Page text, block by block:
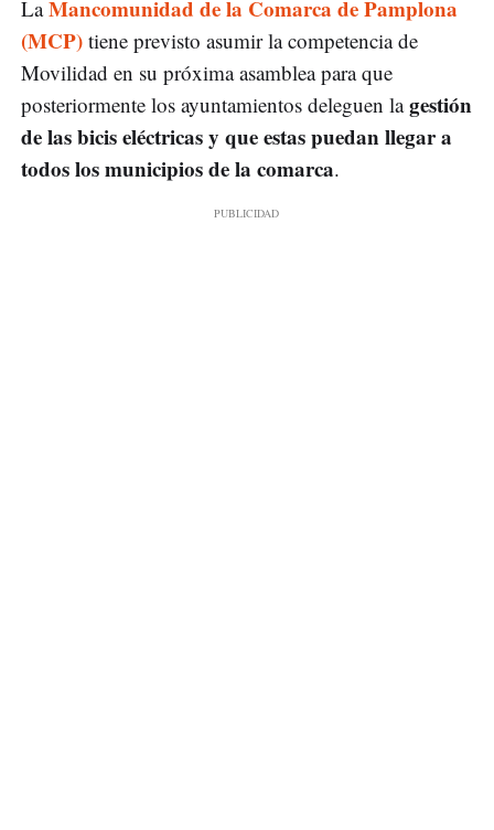
LaMancomunidad de la Comarca de Pamplona
(MCP) tiene previsto asumir la competencia de
Movilidad en su próxima asamblea para que
posteriormente los ayuntamientos deleguen lagestión
de las bicis eléctricas y que estas puedan llegar a
todos los municipios de la comarca.